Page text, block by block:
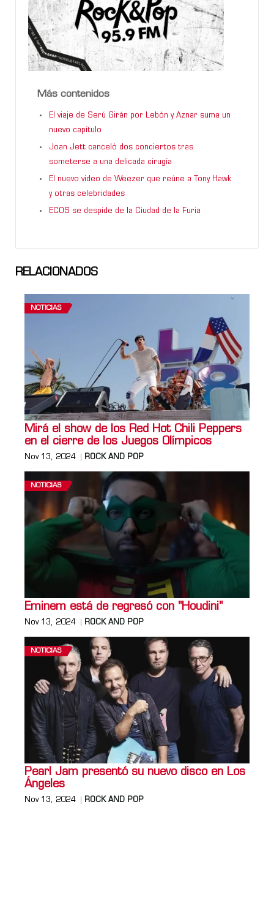
Más contenidos
El viaje de Serú Girán por Lebón y Aznar suma un
nuevo capítulo
Joan Jett canceló dos conciertos tras
someterse a una delicada cirugía
El nuevo video de Weezer que reúne a Tony Hawk
y otras celebridades
ECOS se despide de la Ciudad de la Furia
RELACIONADOS
NOTICIAS
Mirá el show de los Red Hot Chili Peppers
en el cierre de los Juegos Olímpicos
Nov 13, 2024 ROCK AND POP
NOTICIAS
Eminem está de regresó con "Houdini"
Nov 13, 2024 ROCK AND POP
NOTICIAS
Pearl Jam presentó su nuevo disco en Los
Ángeles
Nov 13, 2024 ROCK AND POP